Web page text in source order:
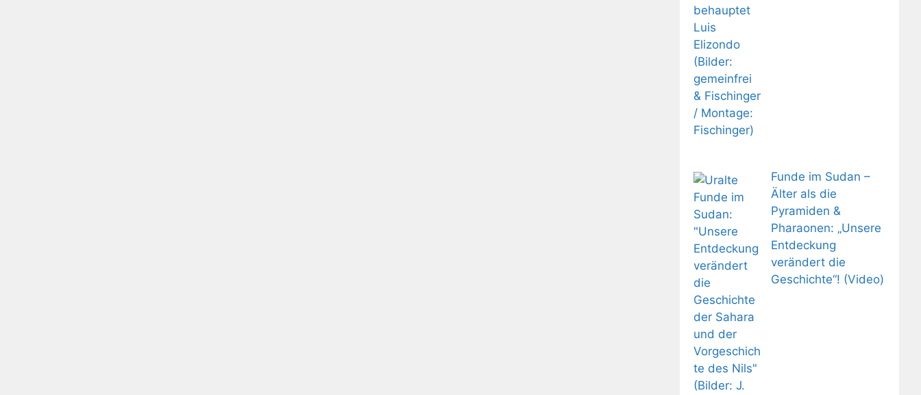
Funde im Sudan –
Älter als die
Pyramiden &
Pharaonen: „Unsere
Entdeckung
verändert die
Geschichte“! (Video)